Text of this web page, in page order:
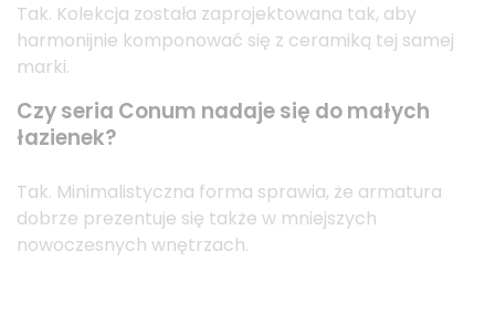
Tak. Kolekcja została zaprojektowana tak, aby
harmonijnie komponować się z ceramiką tej samej
marki.
Czy seria Conum nadaje się do małych
łazienek?
Tak. Minimalistyczna forma sprawia, że armatura
dobrze prezentuje się także w mniejszych
nowoczesnych wnętrzach.